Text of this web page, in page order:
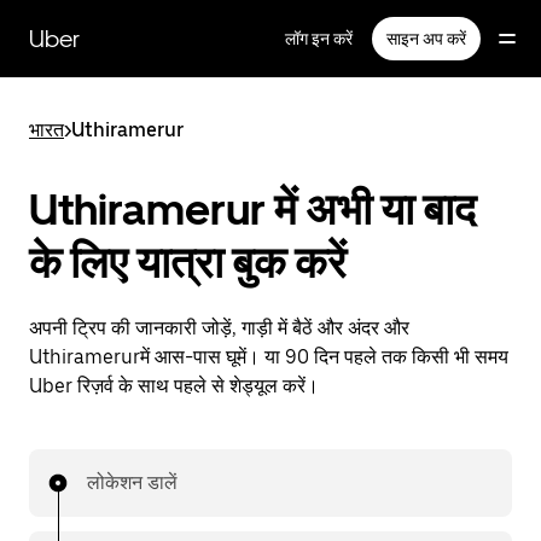
सामग्री
पर
Uber लॉग इन करें साइन अप करें
भारत>Uthiramerur
Uthiramerur में अभी या बाद
के लिए यात्रा बुक करें
अपनी ट्रिप की जानकारी जोड़ें, गाड़ी में बैठें और अंदर और
Uthiramerurमें आस-पास घूमें। या 90 दिन पहले तक किसी भी समय
Uber रिज़र्व के साथ पहले से शेड्यूल करें।
लोकेशन डालें